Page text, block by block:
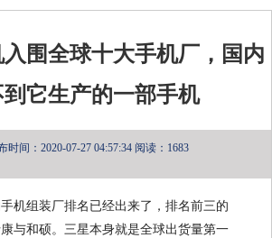
围全球十大手机厂，国内
它生产的一部手机
时间：2020-07-27 04:57:34 阅读：1683
机组装厂排名已经出来了，排名前三的
与和硕。三星本身就是全球出货量第一